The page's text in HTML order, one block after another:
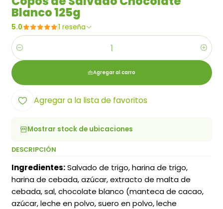
Blanco 125g
5.0 1 reseña
Cantidad
Agregar al carro
Agregar a la lista de favoritos
Mostrar stock de ubicaciones
DESCRIPCIÓN
Ingredientes:Salvado de trigo, harina de trigo,
harina de cebada, azúcar, extracto de malta de
cebada, sal, chocolate blanco (manteca de cacao,
azúcar, leche en polvo, suero en polvo, leche